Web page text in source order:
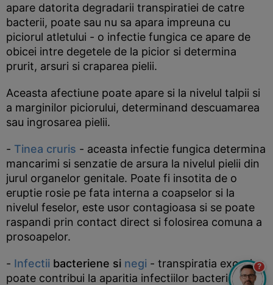
apare datorita degradarii transpiratiei de catre
bacterii, poate sau nu sa apara impreuna cu
piciorul atletului - o infectie fungica ce apare de
obicei intre degetele de la picior si determina
prurit, arsuri si craparea pielii.
Aceasta afectiune poate apare si la nivelul talpii si
a marginilor piciorului, determinand descuamarea
sau ingrosarea pielii.
- Tinea cruris - aceasta infectie fungica determina
mancarimi si senzatie de arsura la nivelul pielii din
jurul organelor genitale. Poate fi insotita de o
eruptie rosie pe fata interna a coapselor si la
nivelul feselor, este usor contagioasa si se poate
raspandi prin contact direct si folosirea comuna a
prosoapelor.
- Infectii bacteriene si negi - transpiratia excesiva
poate contribui la aparitia infectiilor bacteriene, in
?